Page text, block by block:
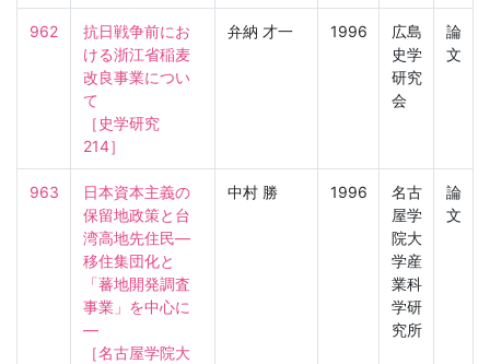
962
抗日戦争前にお
ける浙江省稲麦
改良事業につい
て
［史学研究
214］
弁納 才一 1996
広島
史学
研究
会
論
文
963
日本資本主義の
保留地政策と台
湾高地先住民—
移住集団化と
「蕃地開発調査
事業」を中心に
—
［名古屋学院大
中村 勝 1996
名古
屋学
院大
学産
業科
学研
究所
論
文